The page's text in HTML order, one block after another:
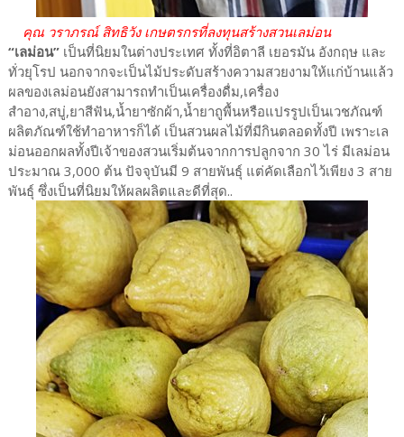
คุณ วราภรณ์ สิทธิวัง เกษตรกรที่ลงทุนสร้างสวนเลม่อน
“เลม่อน”เป็นที่นิยมในต่างประเทศ ทั้งที่อิตาลี เยอรมัน อังกฤษ และ
ทั่วยุโรป นอกจากจะเป็นไม้ประดับสร้างความสวยงามให้แก่บ้านแล้ว
ผลของเลม่อนยังสามารถทำเป็นเครื่องดื่ม,เครื่อง
สำอาง,สบู่,ยาสีฟัน,น้ำยาซักผ้า,น้ำยาถูพื้นหรือแปรรูปเป็นเวชภัณฑ์
ผลิตภัณฑ์ใช้ทำอาหารก็ได้ เป็นสวนผลไม้ที่มีกินตลอดทั้งปี เพราะเล
ม่อนออกผลทั้งปีเจ้าของสวนเริ่มต้นจากการปลูกจาก 30 ไร่ มีเลม่อน
ประมาณ 3,000 ต้น ปัจจุบันมี 9 สายพันธุ์ แต่คัดเลือกไว้เพียง 3 สาย
พันธุ์ ซึ่งเป็นที่นิยมให้ผลผลิตและดีที่สุด..